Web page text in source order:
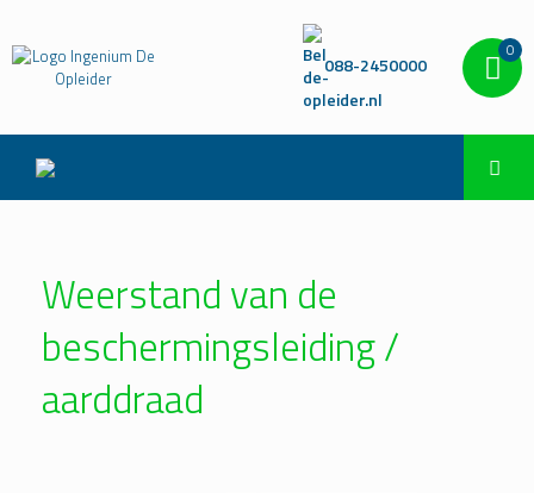
088-2450000
0
Weerstand van de
beschermingsleiding /
aarddraad